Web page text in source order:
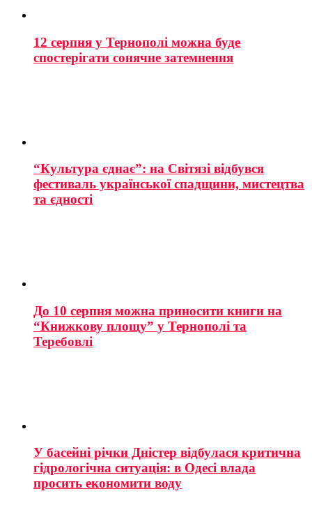
12 серпня у Тернополі можна буде
спостерігати сонячне затемнення
“Культура єднає”: на Світязі відбувся
фестиваль української спадщини, мистецтва
та єдності
До 10 серпня можна приносити книги на
“Книжкову площу” у Тернополі та
Теребовлі
У басейні річки Дністер відбулася критична
гідрологічна ситуація: в Одесі влада
просить економити воду